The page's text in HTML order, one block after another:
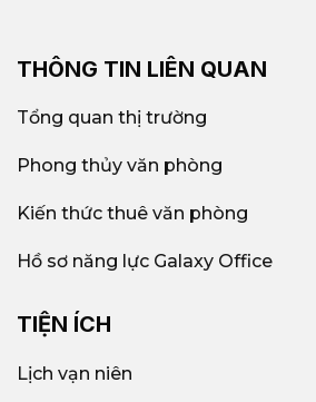
THÔNG TIN LIÊN QUAN
Tổng quan thị trường
Phong thủy văn phòng
Kiến thức thuê văn phòng
Hồ sơ năng lực Galaxy Office
TIỆN ÍCH
Lịch vạn niên